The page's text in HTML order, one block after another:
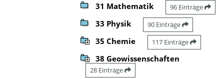
31 Mathematik 96 Einträge
33 Physik 90 Einträge
35 Chemie 117 Einträge
38 Geowissenschaften
28 Einträge